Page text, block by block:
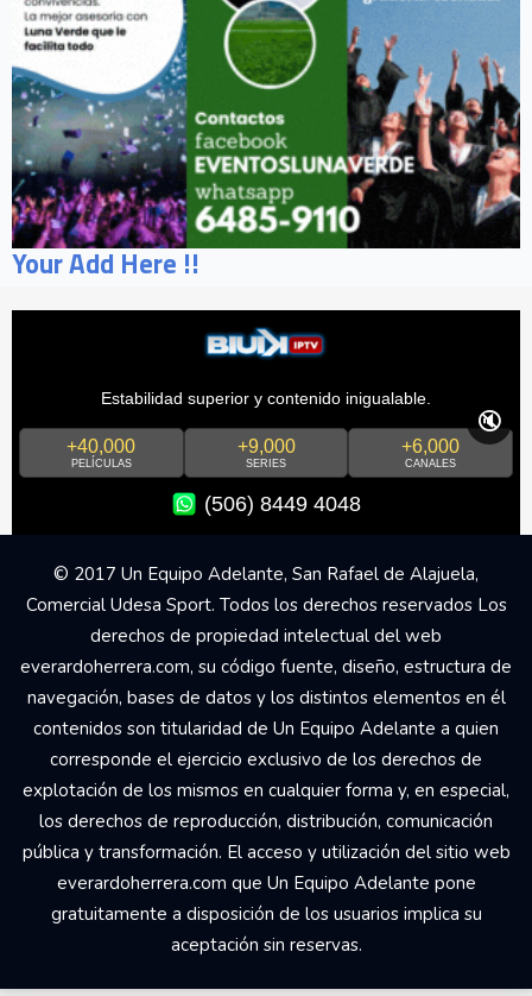
Your Add Here !!
Estabilidad superior y contenido inigualable.
+40,000
PELÍCULAS
+9,000
SERIES
+6,000
CANALES
(506) 8449 4048
🔇
© 2017 Un Equipo Adelante, San Rafael de Alajuela,
Comercial Udesa Sport. Todos los derechos reservados Los
derechos de propiedad intelectual del web
everardoherrera.com, su código fuente, diseño, estructura de
navegación, bases de datos y los distintos elementos en él
contenidos son titularidad de Un Equipo Adelante a quien
corresponde el ejercicio exclusivo de los derechos de
explotación de los mismos en cualquier forma y, en especial,
los derechos de reproducción, distribución, comunicación
pública y transformación. El acceso y utilización del sitio web
everardoherrera.com que Un Equipo Adelante pone
gratuitamente a disposición de los usuarios implica su
aceptación sin reservas.